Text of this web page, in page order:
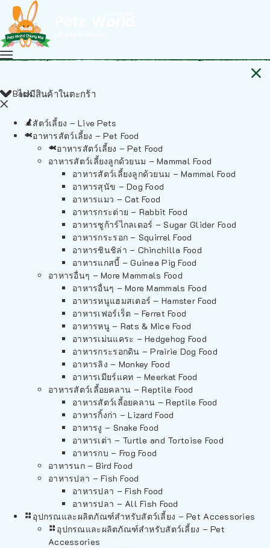
ไม่มีสินค้าในตะกร้า
Back
สัตว์เลี้ยง – Live Pets
อาหารสัตว์เลี้ยง – Pet Food
อาหารสัตว์เลี้ยง – Pet Food
อาหารสัตว์เลี้ยงลูกด้วยนม – Mammal Food
อาหารสัตว์เลี้ยงลูกด้วยนม – Mammal Food
อาหารสุนัข – Dog Food
อาหารแมว – Cat Food
อาหารกระต่าย – Rabbit Food
อาหารชูก้าร์ไกลเดอร์ – Sugar Glider Food
อาหารกระรอก – Squirrel Food
อาหารชินชิล่า – Chinchilla Food
อาหารแกสบี้ – Guinea Pig Food
อาหารอื่นๆ – More Mammals Food
อาหารอื่นๆ – More Mammals Food
อาหารหนูแฮมสเตอร์ – Hamster Food
อาหารเฟอร์เร็ต – Ferret Food
อาหารหนู – Rats & Mice Food
อาหารเม่นแคระ – Hedgehog Food
อาหารกระรอกดิน – Prairie Dog Food
อาหารลิง – Monkey Food
อาหารเมียร์แคท – Meerkat Food
อาหารสัตว์เลี้อยคลาน – Reptile Food
อาหารสัตว์เลี้อยคลาน – Reptile Food
อาหารกิ้งก่า – Lizard Food
อาหารงู – Snake Food
อาหารเต่า – Turtle and Tortoise Food
อาหารกบ – Frog Food
อาหารนก – Bird Food
อาหารปลา – Fish Food
อาหารปลา – Fish Food
อาหารปลา – All Fish Food
อุปกรณและผลิตภัณฑ์สำหรับสัตว์เลี้ยง – Pet Accessories
อุปกรณและผลิตภัณฑ์สำหรับสัตว์เลี้ยง – Pet
Accessories